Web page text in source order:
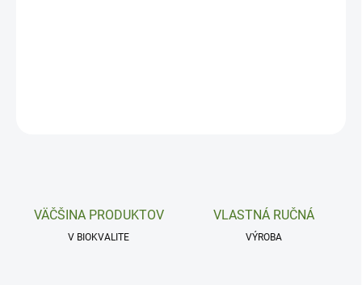
VÄČŠINA PRODUKTOV
V BIOKVALITE
VLASTNÁ RUČNÁ
VÝROBA